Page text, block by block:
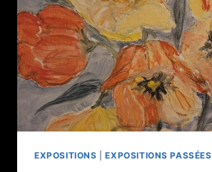
EXPOSITIONS |EXPOSITIONS PASSÉES